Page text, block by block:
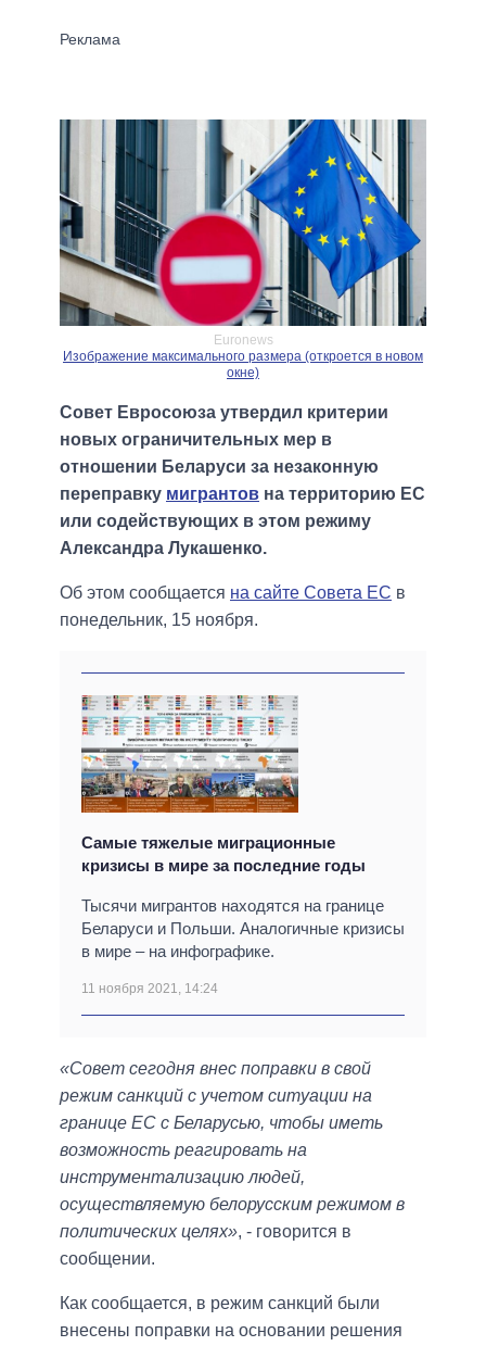
Euronews
Изображение максимального размера (откроется в новом
окне)
Совет Евросоюза утвердил критерии
новых ограничительных мер в
отношении Беларуси за незаконную
переправку мигрантов на территорию ЕС
или содействующих в этом режиму
Александра Лукашенко.
Об этом сообщается на сайте Совета ЕС в
понедельник, 15 ноября.
Самые тяжелые миграционные
кризисы в мире за последние годы
Тысячи мигрантов находятся на границе
Беларуси и Польши. Аналогичные кризисы
в мире – на инфографике.
11 ноября 2021, 14:24
«Совет сегодня внес поправки в свой
режим санкций с учетом ситуации на
границе ЕС с Беларусью, чтобы иметь
возможность реагировать на
инструментализацию людей,
осуществляемую белорусским режимом в
политических целях», - говорится в
сообщении.
Как сообщается, в режим санкций были
внесены поправки на основании решения